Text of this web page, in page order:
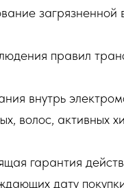
правил
внутрь
волос, активных
гарантия
дату